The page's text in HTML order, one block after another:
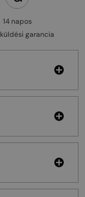
14 napos
garancia